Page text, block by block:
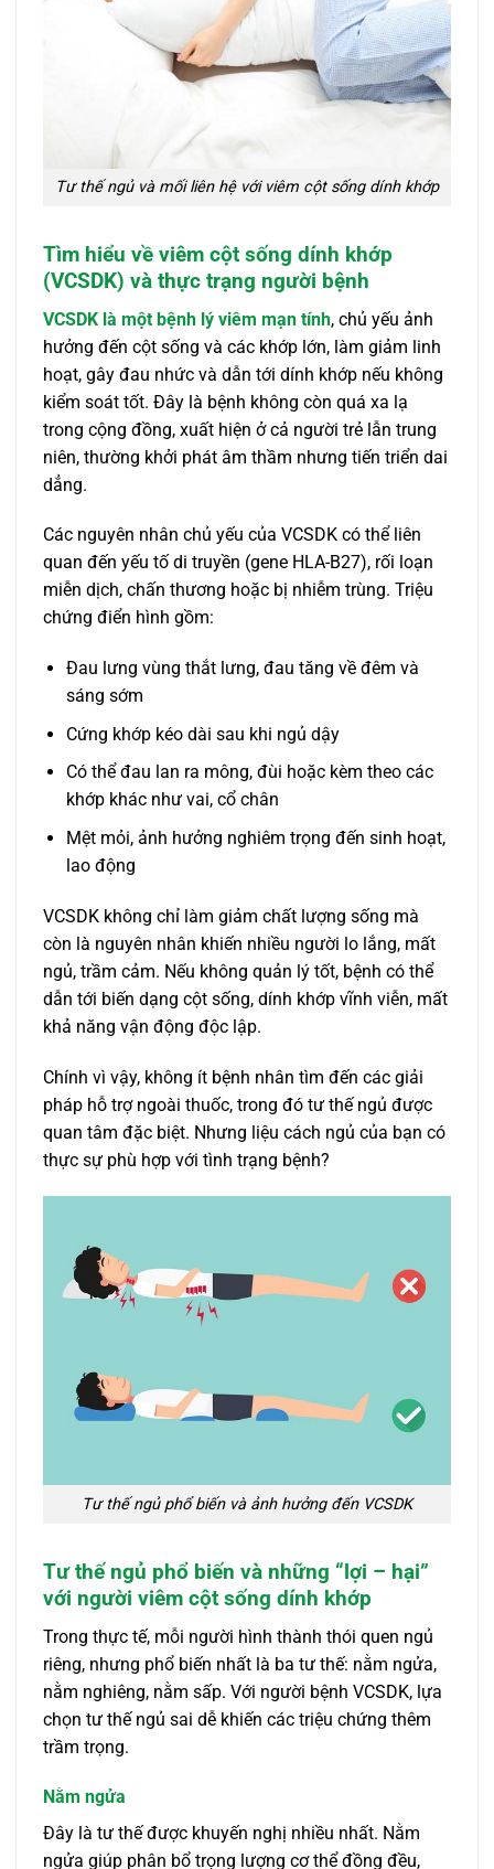
Tư thế ngủ và mối liên hệ với viêm cột sống dính khớp
Tìm hiểu về viêm cột sống dính khớp
(VCSDK) và thực trạng người bệnh
VCSDK là một bệnh lý viêm mạn tính, chủ yếu ảnh
hưởng đến cột sống và các khớp lớn, làm giảm linh
hoạt, gây đau nhức và dẫn tới dính khớp nếu không
kiểm soát tốt. Đây là bệnh không còn quá xa lạ
trong cộng đồng, xuất hiện ở cả người trẻ lẫn trung
niên, thường khởi phát âm thầm nhưng tiến triển dai
dẳng.
Các nguyên nhân chủ yếu của VCSDK có thể liên
quan đến yếu tố di truyền (gene HLA-B27), rối loạn
miễn dịch, chấn thương hoặc bị nhiễm trùng. Triệu
chứng điển hình gồm:
Đau lưng vùng thắt lưng, đau tăng về đêm và
sáng sớm
Cứng khớp kéo dài sau khi ngủ dậy
Có thể đau lan ra mông, đùi hoặc kèm theo các
khớp khác như vai, cổ chân
Mệt mỏi, ảnh hưởng nghiêm trọng đến sinh hoạt,
lao động
VCSDK không chỉ làm giảm chất lượng sống mà
còn là nguyên nhân khiến nhiều người lo lắng, mất
ngủ, trầm cảm. Nếu không quản lý tốt, bệnh có thể
dẫn tới biến dạng cột sống, dính khớp vĩnh viễn, mất
khả năng vận động độc lập.
Chính vì vậy, không ít bệnh nhân tìm đến các giải
pháp hỗ trợ ngoài thuốc, trong đó tư thế ngủ được
quan tâm đặc biệt. Nhưng liệu cách ngủ của bạn có
thực sự phù hợp với tình trạng bệnh?
Tư thế ngủ phổ biến và ảnh hưởng đến VCSDK
Tư thế ngủ phổ biến và những “lợi – hại”
với người viêm cột sống dính khớp
Trong thực tế, mỗi người hình thành thói quen ngủ
riêng, nhưng phổ biến nhất là ba tư thế: nằm ngửa,
nằm nghiêng, nằm sấp. Với người bệnh VCSDK, lựa
chọn tư thế ngủ sai dễ khiến các triệu chứng thêm
trầm trọng.
Nằm ngửa
Đây là tư thế được khuyến nghị nhiều nhất. Nằm
ngửa giúp phân bổ trọng lượng cơ thể đồng đều,